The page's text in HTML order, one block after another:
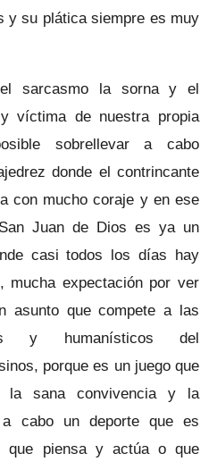
y su plática siempre es muy
el sarcasmo la sorna y el
víctima de nuestra propia
sobrellevar a cabo
donde el contrincante
con mucho coraje y en ese
Juan de Dios es ya un
casi todos los días hay
mucha expectación por ver
asunto que compete a las
y humanísticos del
porque es un juego que
la sana convivencia y la
cabo un deporte que es
que piensa y actúa o que